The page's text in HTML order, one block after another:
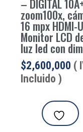
– DIGITAL
zoom100x,
16 mpx HDMI-
Monitor LCD
luz led con
$2,600,000 (
Incluido )